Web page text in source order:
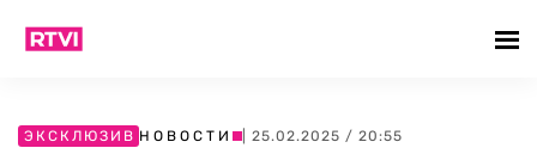
ЭКСКЛЮЗИВ НОВОСТИ | 25.02.2025 / 20:55